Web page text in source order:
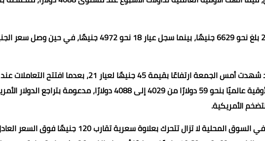
5745 جنيهًا، بالتزامن مع صعود الأوقية عالميًا بنحو 59 دولارًا من 4029 إلى 4088
الأمريكية.
وأشار فاروق إلى أن أسعار الذهب في السوق المحلية لا تزال